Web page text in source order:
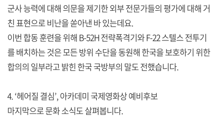
군사 능력에 대해 의문을 제기한 외부 전문가들의 평가에 대해 거
친 표현으로 비난을 쏟아낸 바 있는데요.
이번 합동 훈련을 위해 B-52H 전략폭격기와 F-22 스텔스 전투기
를 배치하는 것은 모든 방위 수단을 동원해 한국을 보호하기 위한
합의의 일부라고 밝힌 한국 국방부의 말도 전했습니다.
4. ‘헤어질 결심’, 아카데미 국제영화상 예비후보
마지막으로 문화 소식도 살펴봅니다.